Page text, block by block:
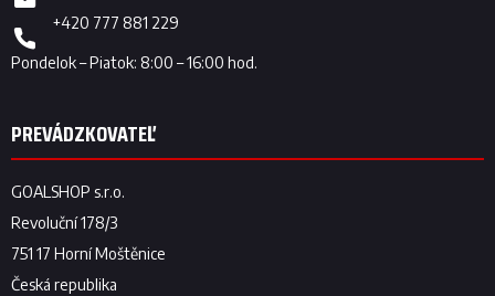
+420 777 881 229